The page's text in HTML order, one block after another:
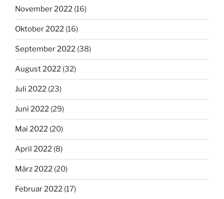
November 2022 (16)
Oktober 2022 (16)
September 2022 (38)
August 2022 (32)
Juli 2022 (23)
Juni 2022 (29)
Mai 2022 (20)
April 2022 (8)
März 2022 (20)
Februar 2022 (17)